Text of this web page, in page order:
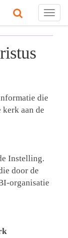
die
kerk aan de
Instelling.
door de
organisatie